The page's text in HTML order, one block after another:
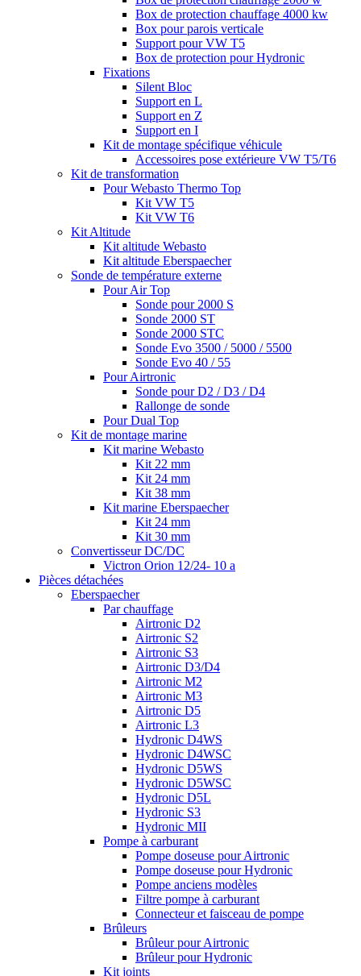
Box de protection chauffage 4000 kw
Box pour parois verticale
Support pour VW T5
Box de protection pour Hydronic
Fixations
Silent Bloc
Support en L
Support en Z
Support en I
Kit de montage spécifique véhicule
Accessoires pose extérieure VW T5/T6
Kit de transformation
Pour Webasto Thermo Top
Kit VW T5
Kit VW T6
Kit Altitude
Kit altitude Webasto
Kit altitude Eberspaecher
Sonde de température externe
Pour Air Top
Sonde pour 2000 S
Sonde 2000 ST
Sonde 2000 STC
Sonde Evo 3500 / 5000 / 5500
Sonde Evo 40 / 55
Pour Airtronic
Sonde pour D2 / D3 / D4
Rallonge de sonde
Pour Dual Top
Kit de montage marine
Kit marine Webasto
Kit 22 mm
Kit 24 mm
Kit 38 mm
Kit marine Eberspaecher
Kit 24 mm
Kit 30 mm
Convertisseur DC/DC
Victron Orion 12/24- 10 a
Pièces détachées
Eberspaecher
Par chauffage
Airtronic D2
Airtronic S2
Airtronic S3
Airtronic D3/D4
Airtronic M2
Airtronic M3
Airtronic D5
Airtronic L3
Hydronic D4WS
Hydronic D4WSC
Hydronic D5WS
Hydronic D5WSC
Hydronic D5L
Hydronic S3
Hydronic MII
Pompe à carburant
Pompe doseuse pour Airtronic
Pompe doseuse pour Hydronic
Pompe anciens modèles
Filtre pompe à carburant
Connecteur et faisceau de pompe
Brûleurs
Brûleur pour Airtronic
Brûleur pour Hydronic
Kit joints